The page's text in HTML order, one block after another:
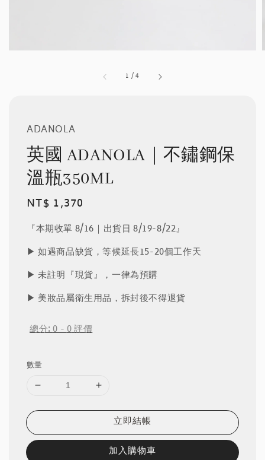
1 /4
ADANOLA
英國 ADANOLA｜不鏽鋼保
溫瓶350ML
Regular
price
NT$ 1,370
『本期收單 8/16｜出貨日 8/19-8/22』
▶︎ 如遇商品缺貨，等候延長15-20個工作天
▶︎ 未註明『現貨』，一律為預購
▶︎ 美妝品屬衛生用品，拆封後不得退貨
總分:0-0評價
數量
立即結帳
加入購物車